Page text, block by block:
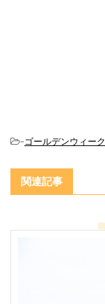
-ゴールデンウィーク
関連記事